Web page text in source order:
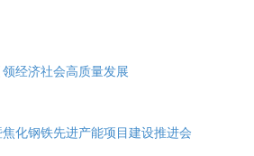
经济社会高质量发展
化钢铁先进产能项目建设推进会